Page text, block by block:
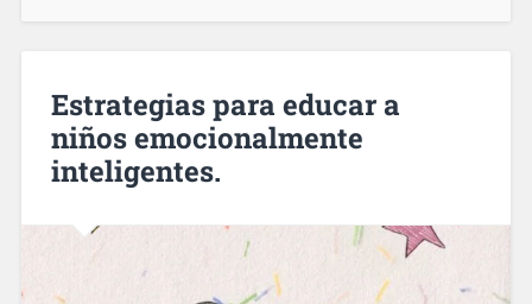
Estrategias para educar a
niños emocionalmente
inteligentes.